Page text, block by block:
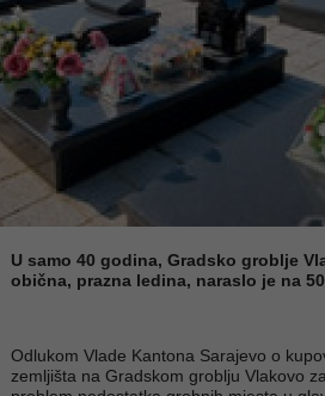
U samo 40 godina, Gradsko groblje
obična, prazna ledina, naraslo je na
Odlukom Vlade Kantona Sarajevo o
zemljišta na Gradskom groblju Vlakovo